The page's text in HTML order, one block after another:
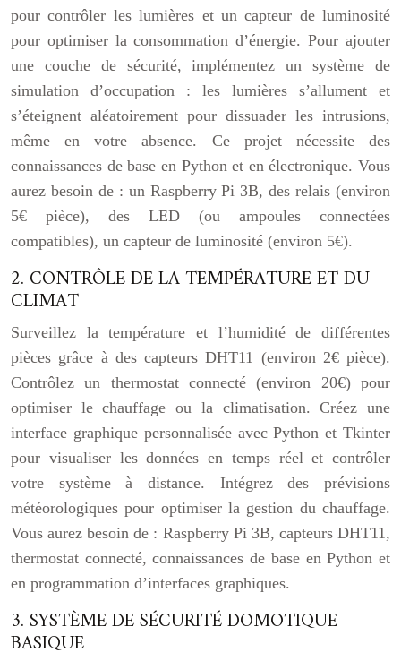
pour contrôler les lumières et un capteur de luminosité
pour optimiser la consommation d’énergie. Pour ajouter
une couche de sécurité, implémentez un système de
simulation d’occupation : les lumières s’allument et
s’éteignent aléatoirement pour dissuader les intrusions,
même en votre absence. Ce projet nécessite des
connaissances de base en Python et en électronique. Vous
aurez besoin de : un Raspberry Pi 3B, des relais (environ
5€ pièce), des LED (ou ampoules connectées
compatibles), un capteur de luminosité (environ 5€).
2. CONTRÔLE DE LA TEMPÉRATURE ET DU
CLIMAT
Surveillez la température et l’humidité de différentes
pièces grâce à des capteurs DHT11 (environ 2€ pièce).
Contrôlez un thermostat connecté (environ 20€) pour
optimiser le chauffage ou la climatisation. Créez une
interface graphique personnalisée avec Python et Tkinter
pour visualiser les données en temps réel et contrôler
votre système à distance. Intégrez des prévisions
météorologiques pour optimiser la gestion du chauffage.
Vous aurez besoin de : Raspberry Pi 3B, capteurs DHT11,
thermostat connecté, connaissances de base en Python et
en programmation d’interfaces graphiques.
3. SYSTÈME DE SÉCURITÉ DOMOTIQUE
BASIQUE